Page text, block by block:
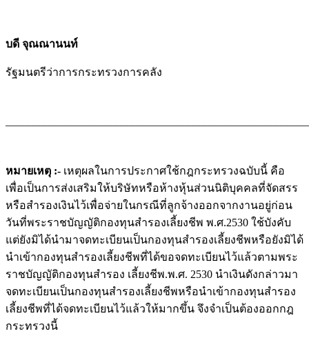
บดี จุณณานนท์
รัฐมนตรีว่าการกระทรวงการคลัง
หมายเหตุ :- เหตุผลในการประกาศใช้กฎกระทรวงฉบับนี้ คือ
เพื่อเป็นการส่งเสริมให้บริษัทหรือห้างหุ้นส่วนนิติบุคคลที่จัดสรร
หรือสำรองเงินไว้เพื่อจ่ายในกรณีที่ลูกจ้างออกจากงานอยู่ก่อน
วันที่พระราชบัญญัติกองทุนสำรองเลี้ยงชีพ พ.ศ.2530 ใช้บังคับ
แต่ยังมิได้นำมาจดทะเบียนเป็นกองทุนสำรองเลี้ยงชีพหรือยังมิได้
นำเข้ากองทุนสำรองเลี้ยงชีพที่ได้ขอจดทะเบียนไว้แล้วตามพระ
ราชบัญญัติกองทุนสำรอง เลี้ยงชีพ.พ.ศ. 2530 นำเงินดังกล่าวมา
จดทะเบียนเป็นกองทุนสำรองเลี้ยงชีพหรือนำเข้ากองทุนสำรอง
เลี้ยงชีพที่ได้จดทะเบียนไว้แล้วให้มากขึ้น จึงจำเป็นต้องออกกฎ
กระทรวงนี้